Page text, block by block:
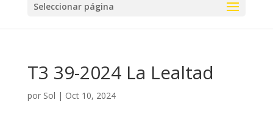
Seleccionar página
T3 39-2024 La Lealtad
por Sol | Oct 10, 2024